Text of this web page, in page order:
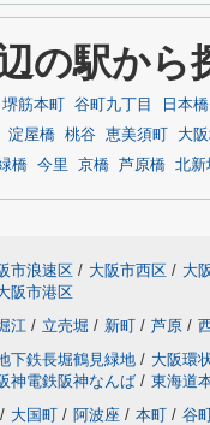
の駅から
堺筋本町 谷町九丁目
日本橋
淀屋橋 桃谷 恵美須町
大
橋 今里 京橋 芦原橋 北新
市浪速区 / 大阪市西区 / 大
阪市港区
江 / 立売堀 / 新町 / 芦原 /
下鉄長堀鶴見緑地 / 大阪環
神電鉄阪神なんば / 東海道
/ 大国町 / 阿波座 / 本町 / 谷